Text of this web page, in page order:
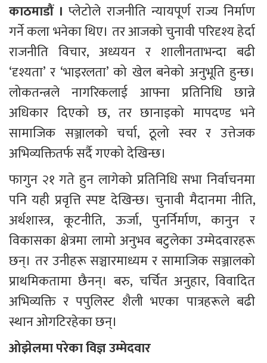
काठमाडौं । प्लेटोले राजनीति न्यायपूर्ण राज्य निर्माण
गर्ने कला भनेका थिए। तर आजको चुनावी परिदृश्य हेर्दा
राजनीति विचार, अध्ययन र शालीनताभन्दा बढी
‘दृश्यता’ र ‘भाइरलता’ को खेल बनेको अनुभूति हुन्छ।
लोकतन्त्रले नागरिकलाई आफ्ना प्रतिनिधि छान्ने
अधिकार दिएको छ, तर छानाइको मापदण्ड भने
सामाजिक सञ्जालको चर्चा, ठूलो स्वर र उत्तेजक
अभिव्यक्तितर्फ सर्दै गएको देखिन्छ।
फागुन २१ गते हुन लागेको प्रतिनिधि सभा निर्वाचनमा
पनि यही प्रवृत्ति स्पष्ट देखिन्छ। चुनावी मैदानमा नीति,
अर्थशास्त्र, कूटनीति, ऊर्जा, पुनर्निर्माण, कानुन र
विकासका क्षेत्रमा लामो अनुभव बटुलेका उम्मेदवारहरू
छन्। तर उनीहरू सञ्चारमाध्यम र सामाजिक सञ्जालको
प्राथमिकतामा छैनन्। बरु, चर्चित अनुहार, विवादित
अभिव्यक्ति र पपुलिस्ट शैली भएका पात्रहरूले बढी
स्थान ओगटिरहेका छन्।
ओझेलमा परेका विज्ञ उम्मेदवार